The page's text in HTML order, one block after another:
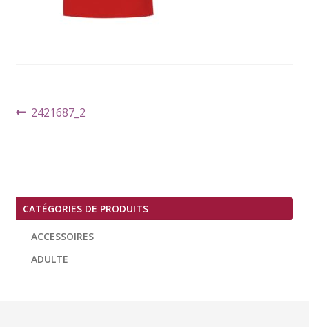
Navigation
Article
2421687_2
CATÉGORIES DE PRODUITS
ACCESSOIRES
ADULTE